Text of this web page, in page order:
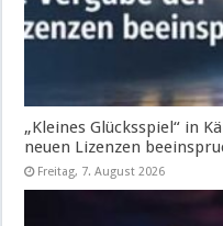
„Kleines Glücksspiel“ in
neuen Lizenzen
Freitag, 7. August 2026